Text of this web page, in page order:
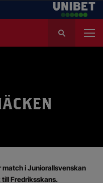
k
match i Juniorallsvenskan
till Fredriksskans.